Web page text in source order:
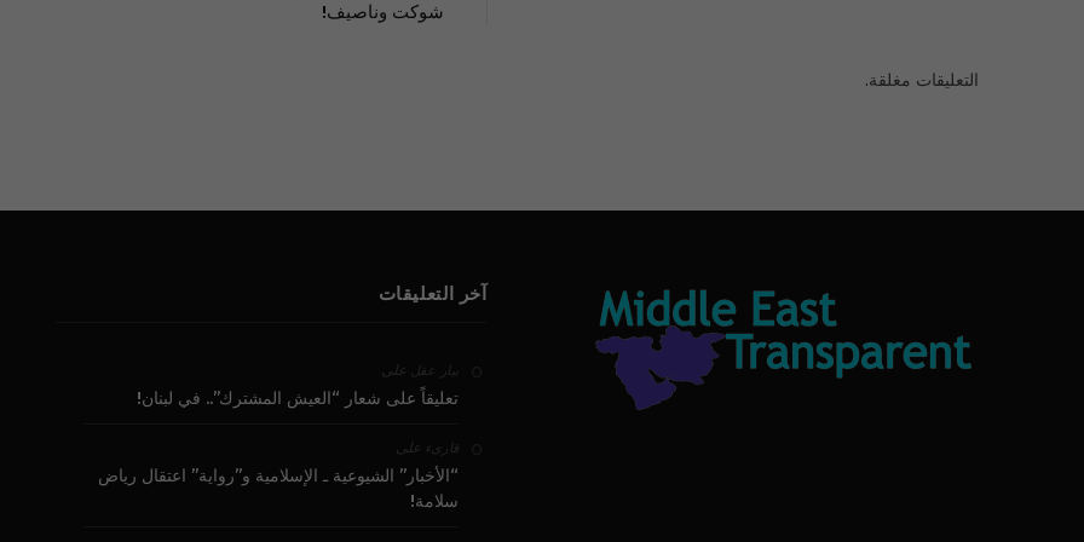
شوكت وناصيف!
التعليقات مغلقة.
آخر التعليقات
بيار عقل على
تعليقاً على شعار “العيش المشترك”.. في لبنان!
قارىء على
“الأخبار” الشيوعية ـ الإسلامية و”رواية” اعتقال رياض
سلامة!